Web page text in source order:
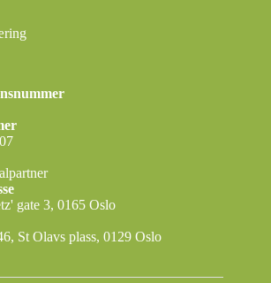
gate 3, 0165 Oslo
St Olavs plass, 0129 Oslo